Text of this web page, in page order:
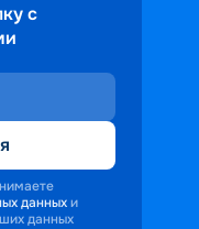
с
данных и
данных